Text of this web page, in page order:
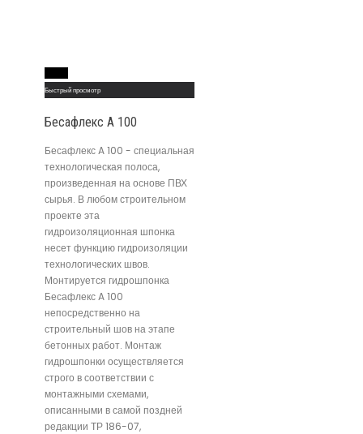
Быстрый просмотр
Бесафлекс A 100
Бесафлекс A 100 - специальная
технологическая полоса,
произведенная на основе ПВХ
сырья. В любом строительном
проекте эта
гидроизоляционная шпонка
несет функцию гидроизоляции
технологических швов.
Монтируется гидрошпонка
Бесафлекс A 100
непосредственно на
строительный шов на этапе
бетонных работ. Монтаж
гидрошпонки осуществляется
строго в соответствии с
монтажными схемами,
описанными в самой поздней
редакции ТР 186-07,